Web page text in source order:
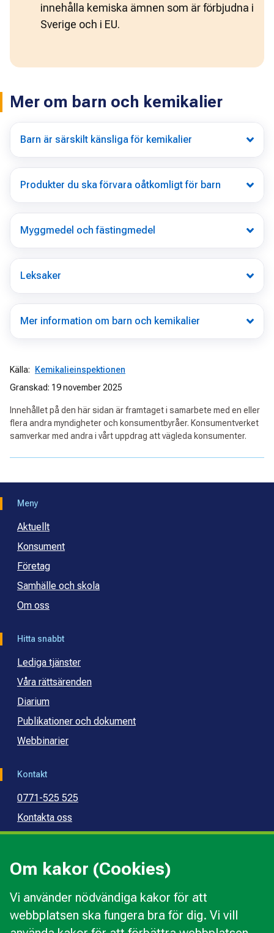
Om kakor (Cookies)
Vi använder nödvändiga kakor för att
webbplatsen ska fungera bra för dig. Vi vill
innehålla kemiska ämnen som är förbjudna i
Sverige och i EU.
Mer om barn och kemikalier
Barn är särskilt känsliga för kemikalier
Produkter du ska förvara oåtkomligt för barn
Myggmedel och fästingmedel
Leksaker
Mer information om barn och kemikalier
Källa:
Kemikalieinspektionen
Granskad: 19 november 2025
Innehållet på den här sidan är framtaget i samarbete med en eller
flera andra myndigheter och konsumentbyråer. Konsumentverket
samverkar med andra i vårt uppdrag att vägleda konsumenter.
Meny
Aktuellt
Konsument
Företag
Samhälle och skola
Om oss
Hitta snabbt
Lediga tjänster
Våra rättsärenden
Diarium
Publikationer och dokument
Webbinarier
Kontakt
0771-525 525
Kontakta oss
Press
Kommunal budget- och skuldrådgivning